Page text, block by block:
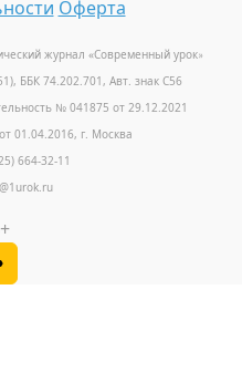
Оферта
журнал «Современный урок»
ББК 74.202.701, Авт. знак С56
№ 041875 от 29.12.2021
01.04.2016, г. Москва
664-32-11